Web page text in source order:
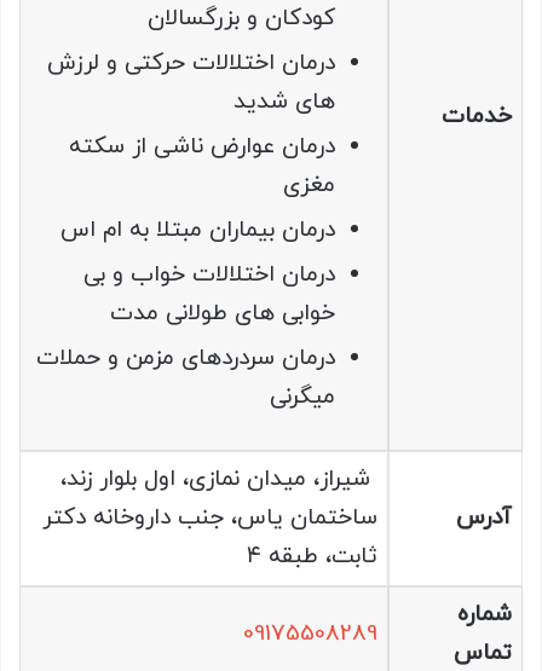
خدمات
کودکان و بزرگسالان
درمان اختلالات حرکتی و لرزش
های شدید
درمان عوارض ناشی از سکته
مغزی
درمان بیماران مبتلا به ام اس
درمان اختلالات خواب و بی
خوابی های طولانی مدت
درمان سردردهای مزمن و حملات
میگرنی
آدرس
شیراز، میدان نمازی، اول بلوار زند،
ساختمان یاس، جنب داروخانه دکتر
ثابت، طبقه ۴
شماره
تماس
09175508289